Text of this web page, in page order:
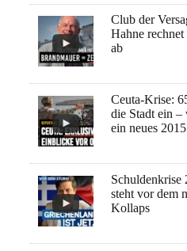
Club der
Hahne
ab
Ceuta-Krise:
die Stadt ein –
ein neues
Schuldenkrise
steht vor dem
Kollaps